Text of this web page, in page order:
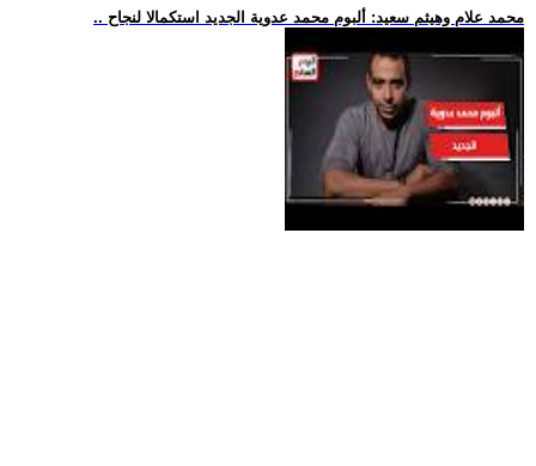
.. محمد علام وهيثم سعيد: ألبوم محمد عدوية الجديد استكمالا لنجاح